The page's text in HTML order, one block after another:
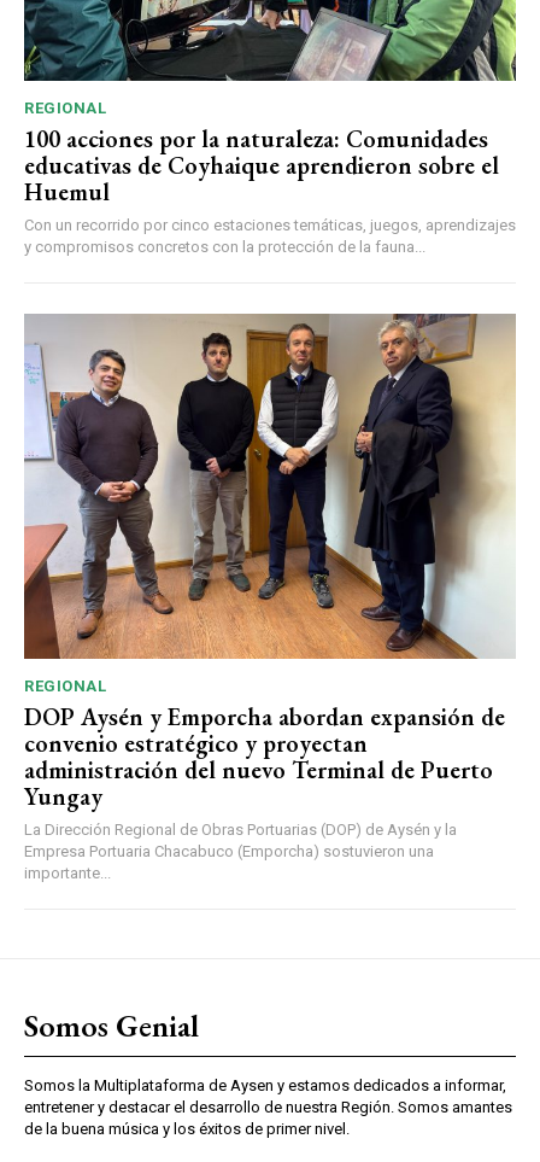
REGIONAL
100 acciones por la naturaleza: Comunidades
educativas de Coyhaique aprendieron sobre el
Huemul
Con un recorrido por cinco estaciones temáticas, juegos, aprendizajes
y compromisos concretos con la protección de la fauna...
REGIONAL
DOP Aysén y Emporcha abordan expansión de
convenio estratégico y proyectan
administración del nuevo Terminal de Puerto
Yungay
La Dirección Regional de Obras Portuarias (DOP) de Aysén y la
Empresa Portuaria Chacabuco (Emporcha) sostuvieron una
importante...
Somos Genial
Somos la Multiplataforma de Aysen y estamos dedicados a informar,
entretener y destacar el desarrollo de nuestra Región. Somos amantes
de la buena música y los éxitos de primer nivel.